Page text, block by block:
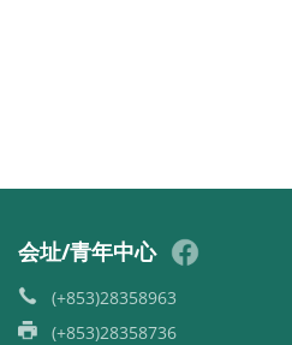
会址/青年中心
(+853)28358963
(+853)28358736